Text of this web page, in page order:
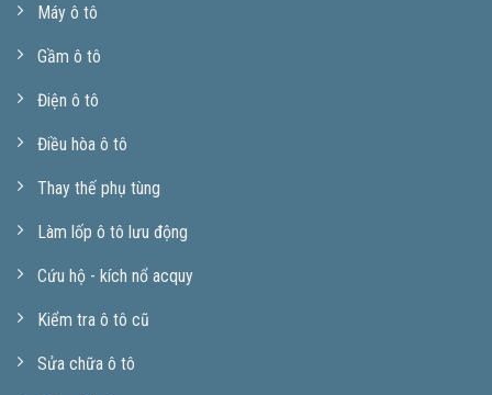
Máy ô tô
Gầm ô tô
Điện ô tô
Điều hòa ô tô
Thay thế phụ tùng
Làm lốp ô tô lưu động
Cứu hộ - kích nổ acquy
Kiểm tra ô tô cũ
Sửa chữa ô tô